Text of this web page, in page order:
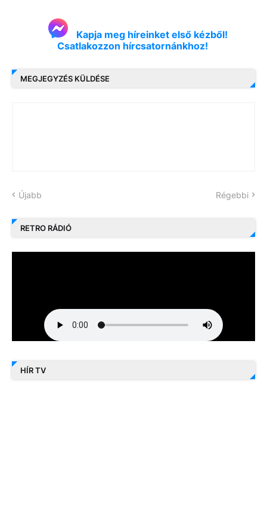
Kapja meg híreinket első kézből!
Csatlakozzon hírcsatornánkhoz!
MEGJEGYZÉS KÜLDÉSE
Újabb Régebbi
RETRO RÁDIÓ
HÍR TV